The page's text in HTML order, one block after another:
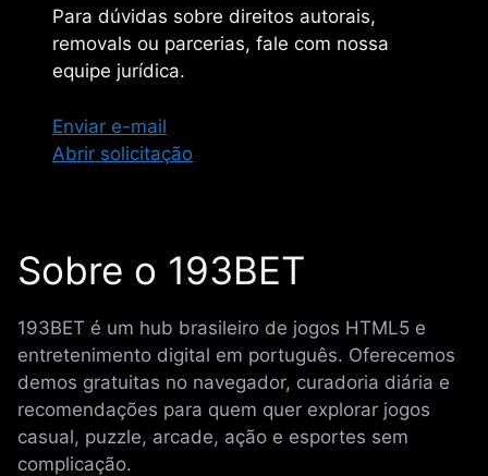
Para dúvidas sobre direitos autorais,
removals ou parcerias, fale com nossa
equipe jurídica.
Enviar e-mail
Abrir solicitação
Sobre o 193BET
193BET é um hub brasileiro de jogos HTML5 e
entretenimento digital em português. Oferecemos
demos gratuitas no navegador, curadoria diária e
recomendações para quem quer explorar jogos
casual, puzzle, arcade, ação e esportes sem
complicação.